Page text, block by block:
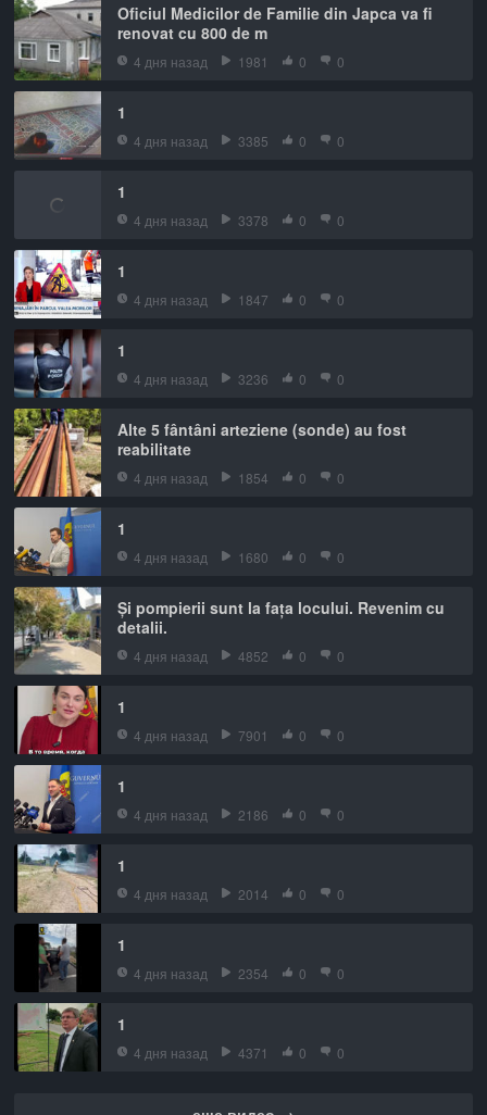
Oficiul Medicilor de Familie din Japca va fi
renovat cu 800 de m
4 дня назад 1981 0 0
1
4 дня назад 3385 0 0
1
4 дня назад 3378 0 0
1
4 дня назад 1847 0 0
1
4 дня назад 3236 0 0
Alte 5 fântâni arteziene (sonde) au fost
reabilitate
4 дня назад 1854 0 0
1
4 дня назад 1680 0 0
Și pompierii sunt la fața locului. Revenim cu
detalii.
4 дня назад 4852 0 0
1
4 дня назад 7901 0 0
1
4 дня назад 2186 0 0
1
4 дня назад 2014 0 0
1
4 дня назад 2354 0 0
1
4 дня назад 4371 0 0